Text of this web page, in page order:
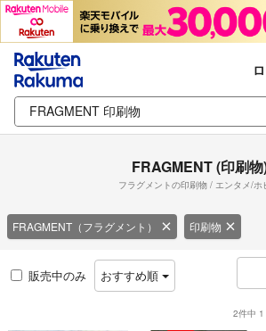
FRAGMENT (印刷物
フラグメントの印刷物 / エンタメ/ホ
FRAGMENT（フラグメント） 印刷物
販売中のみ おすすめ順
2件中